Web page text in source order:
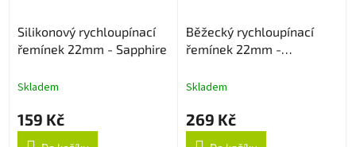
Silikonový rychloupínací
řemínek 22mm - Sapphire
Skladem
159 Kč
Běžecký rychloupínací
řemínek 22mm -
Skladem
269 Kč